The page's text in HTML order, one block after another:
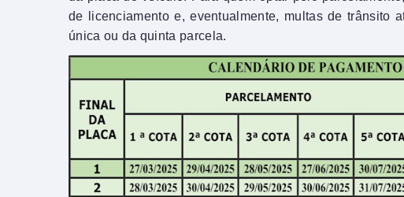
de licenciamento e, eventualmente, multas de trânsito
única ou da quinta parcela.